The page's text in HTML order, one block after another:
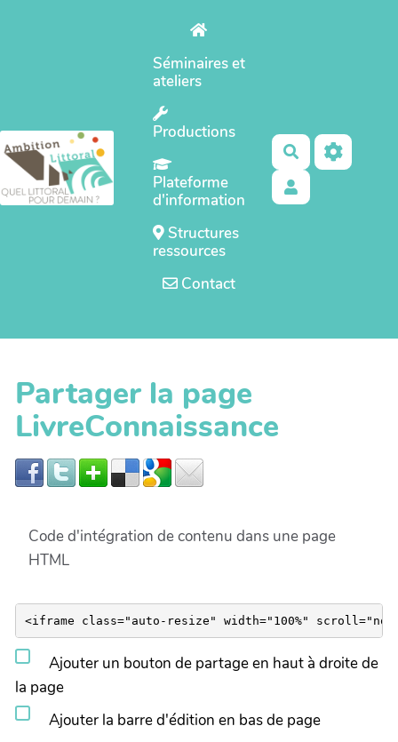
Séminaires et
ateliers
Productions
Plateforme
d'information
Structures
ressources
Contact
Rechercher
Partager la page
LivreConnaissance
Code d'intégration de contenu dans une page
HTML
Ajouter un bouton de partage en haut à droite de
la page
Ajouter la barre d'édition en bas de page